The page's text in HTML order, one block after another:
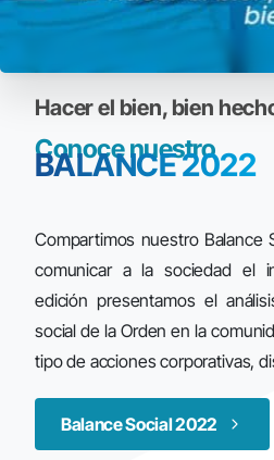
Hacer el bien, bien
Conocenuestro
BALANCE2022
Compartimos nuestro Balance
comunicar a la sociedad el
edición presentamos el
social de la Orden en la
tipo de acciones corporativas,
Balance Social 2022